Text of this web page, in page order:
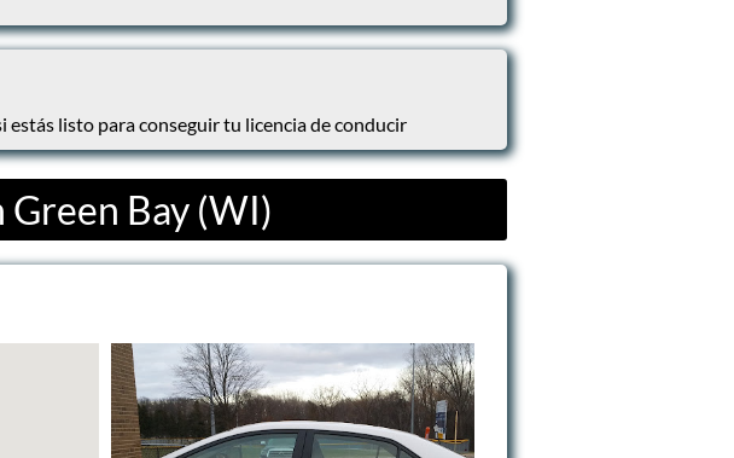
estás listo para conseguir tu licencia de conducir
Green Bay (WI)